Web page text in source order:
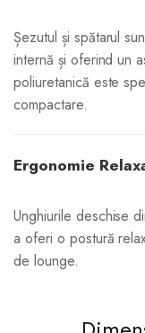
Șezutul și spătarul
internă și oferind un
poliuretanică este
compactare.
Ergonomie
Unghiurile deschise
a oferi o postură
de lounge.